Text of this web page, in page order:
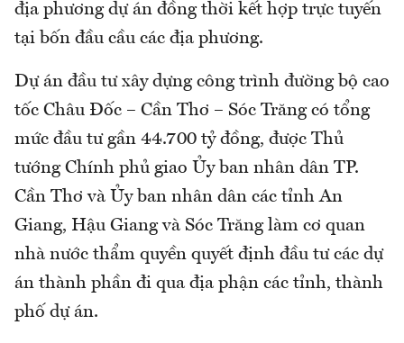
địa phương dự án đồng thời kết hợp trực tuyến
tại bốn đầu cầu các địa phương.
Dự án đầu tư xây dựng công trình đường bộ cao
tốc Châu Đốc – Cần Thơ – Sóc Trăng có tổng
mức đầu tư gần 44.700 tỷ đồng, được Thủ
tướng Chính phủ giao Ủy ban nhân dân TP.
Cần Thơ và Ủy ban nhân dân các tỉnh An
Giang, Hậu Giang và Sóc Trăng làm cơ quan
nhà nước thẩm quyền quyết định đầu tư các dự
án thành phần đi qua địa phận các tỉnh, thành
phố dự án.